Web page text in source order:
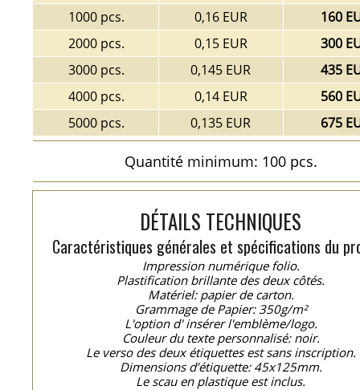
1000 pcs.
0,16 EUR
160
2000 pcs.
0,15 EUR
300
3000 pcs.
0,145 EUR
435
4000 pcs.
0,14 EUR
560
5000 pcs.
0,135 EUR 675
Quantité minimum: 100 pcs.
DÉTAILS TECHNIQUES
Caractéristiques générales et spécifications du
Impression numérique folio.
Plastification brillante des deux côtés.
Matériel: papier de carton.
Grammage de Papier: 350g/m²
L'option d' insérer l'emblème/logo.
Couleur du texte personnalisé: noir.
Le verso des deux étiquettes est sans inscription.
Dimensions d’étiquette: 45x125mm.
Le scau en plastique est inclus.